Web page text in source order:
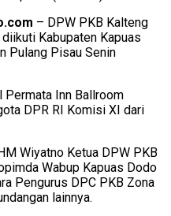
– DPW PKB Kalteng
Kabupaten Kapuas
Pulang Pisau Senin
Inn Ballroom
DPR RI Komisi XI dari
Wiyatno Ketua DPW PKB
Wabup Kapuas Dodo
Pengurus DPC PKB Zona
lainnya.